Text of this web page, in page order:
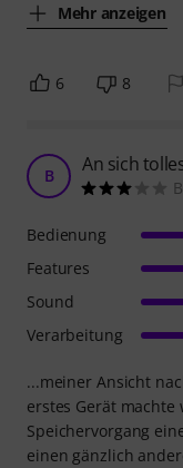
Mehr anzeigen
6 8
B An sich
...meiner Ansicht
erstes Gerät machte
Speichervorgang
einen gänzlich
Bedienung
Features
Sound
Verarbeitung